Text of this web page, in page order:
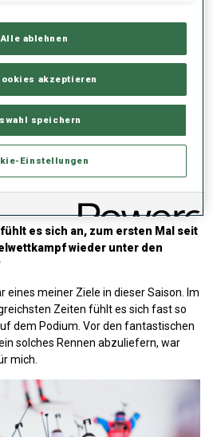
starken Verfolgungsrennen stellte
Pläne für Weihnachten.
fühlt es sich an, zum ersten Mal seit
wieder unter den
eines meiner Ziele in dieser Saison. Im
Zeiten fühlt es sich fast so
dem Podium. Vor den fantastischen
solches Rennen abzuliefern, war
mich.
Alle ablehnen
akzeptieren
speichern
Einstellungen